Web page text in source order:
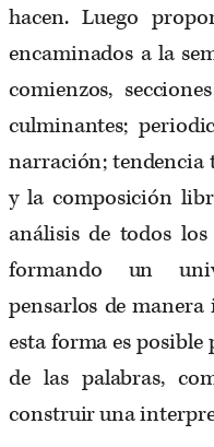
hacen. Luego
encaminados a la
comienzos,
culminantes;
narración; tendencia
y la composición
análisis de todos
formando un
pensarlos de
esta forma es
de las palabras,
construir una